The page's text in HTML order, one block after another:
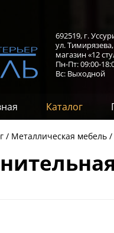
692519, г.
ул.
магазин «12
Пн-Пт: 09:00-
Вс: Выходной
Каталог
Металлическая мебель